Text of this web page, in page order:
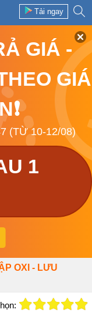
Tải ngay
GIÁ -
GIÁ
(TỪ 10-12/08)
1
OXI - LƯU